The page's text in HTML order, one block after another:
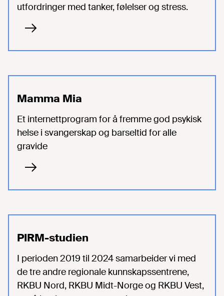
utfordringer med tanker, følelser og stress.
Mamma Mia
Et internettprogram for å fremme god psykisk
helse i svangerskap og barseltid for alle
gravide
PIRM-studien
I perioden 2019 til 2024 samarbeider vi med
de tre andre regionale kunnskapssentrene,
RKBU Nord, RKBU Midt-Norge og RKBU Vest,